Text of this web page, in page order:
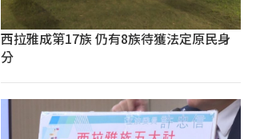
西拉雅成第17族 仍有8族待獲法定原民身
分